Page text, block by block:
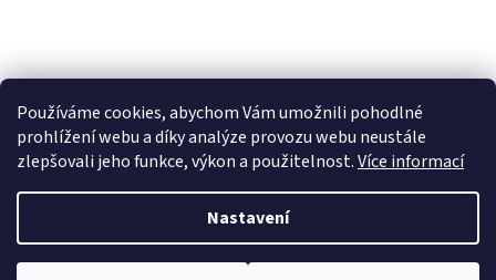
Používáme cookies, abychom Vám umožnili pohodlné
prohlížení webu a díky analýze provozu webu neustále
zlepšovali jeho funkce, výkon a použitelnost.Více informací
Nastavení
Sledovat na Instagramu
Copyright 2026Obchůdek Eninka - jedlý papír prodej a tisk.